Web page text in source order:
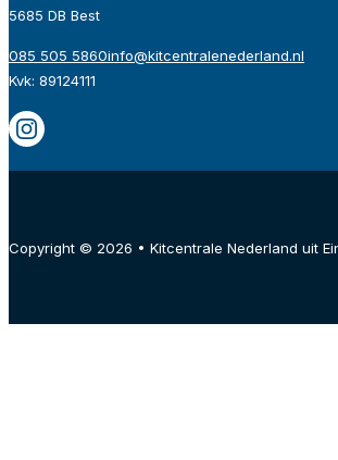
5685 DB Best
085 505 5860info@kitcentralenederland.nl
Kvk: 89124111
Copyright © 2026 • Kitcentrale Nederland uit